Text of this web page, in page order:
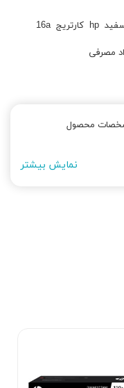
hp کارتریج 16a
مصرفی
محصول
نمایش بیشتر